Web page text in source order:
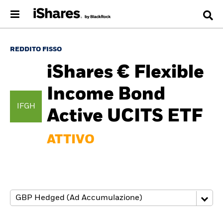
REDDITO FISSO
IFGH
iShares € Flexible
Income Bond
Active UCITS ETF
ATTIVO